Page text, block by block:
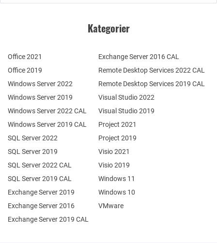
Kategorier
Office 2021
Office 2019
Windows Server 2022
Windows Server 2019
Exchange Server 2019
Exchange Server 2016
SQL Server 2022
SQL Server 2019
Windows Server 2022 CAL
Windows Server 2019 CAL
SQL Server 2022 CAL
SQL Server 2019 CAL
Remote Desktop Services 2022 CAL
Remote Desktop Services 2019 CAL
Exchange Server 2019 CAL
Exchange Server 2016 CAL
Visual Studio 2022
Visual Studio 2019
Project 2021
Project 2019
Visio 2021
Visio 2019
Windows 11
Windows 10
VMware